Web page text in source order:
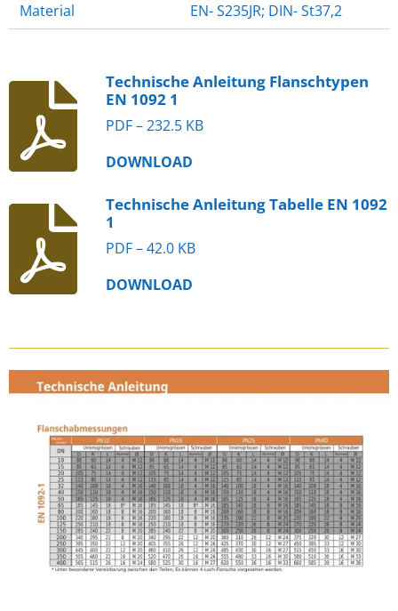
Material
EN- S235JR; DIN- St37,2
Technische Anleitung Flanschtypen
EN 1092 1
PDF – 232.5 KB
DOWNLOAD
Technische Anleitung Tabelle EN 1092
1
PDF – 42.0 KB
DOWNLOAD